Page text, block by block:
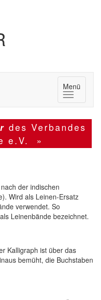
Menü
des Verbandes
e.V. »
der indischen
Wird als Leinen-Ersatz
verwendet. So
Leinenbände bezeichnet.
Kalligraph ist über das
bemüht, die Buchstaben